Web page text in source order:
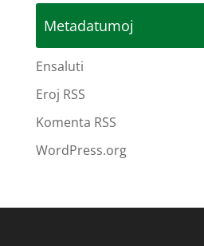
Metadatumoj
Ensaluti
Eroj RSS
Komenta RSS
WordPress.org